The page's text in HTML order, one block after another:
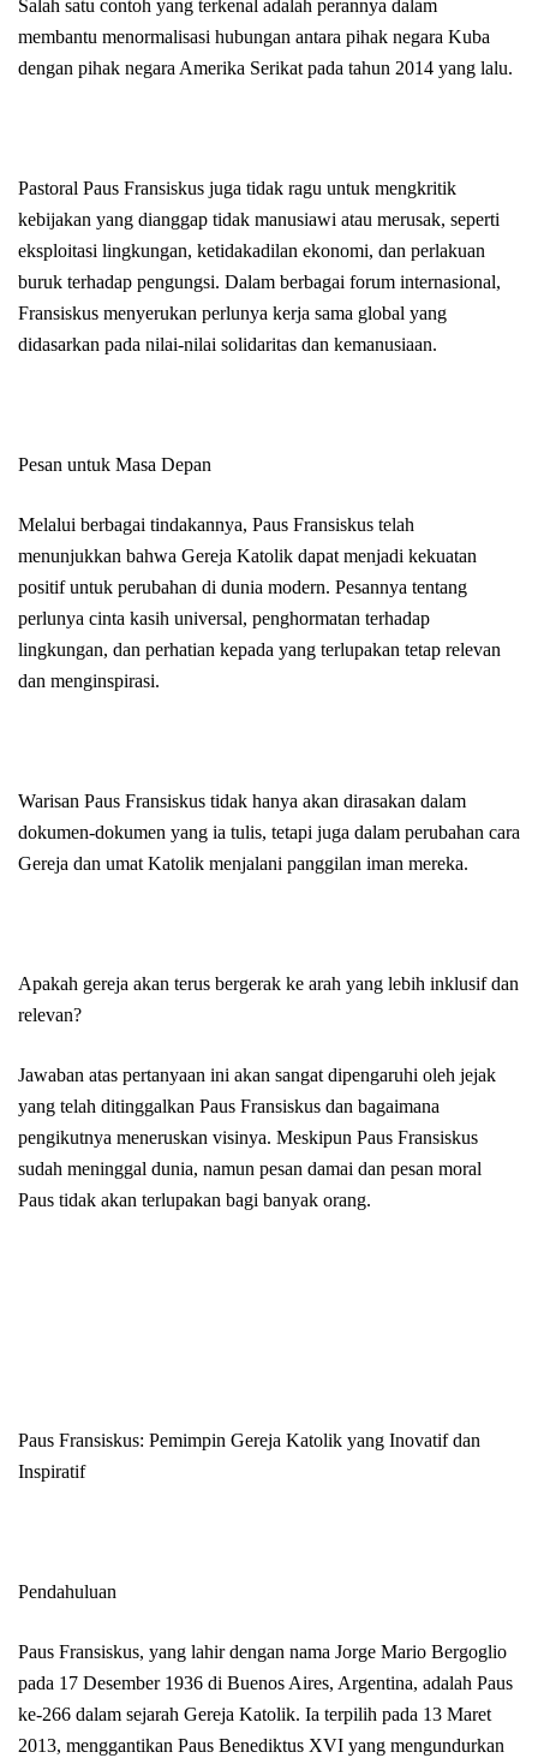
Salah satu contoh yang terkenal adalah perannya dalam
membantu menormalisasi hubungan antara pihak negara Kuba
dengan pihak negara Amerika Serikat pada tahun 2014 yang lalu.
Pastoral Paus Fransiskus juga tidak ragu untuk mengkritik
kebijakan yang dianggap tidak manusiawi atau merusak, seperti
eksploitasi lingkungan, ketidakadilan ekonomi, dan perlakuan
buruk terhadap pengungsi. Dalam berbagai forum internasional,
Fransiskus menyerukan perlunya kerja sama global yang
didasarkan pada nilai-nilai solidaritas dan kemanusiaan.
Pesan untuk Masa Depan
Melalui berbagai tindakannya, Paus Fransiskus telah
menunjukkan bahwa Gereja Katolik dapat menjadi kekuatan
positif untuk perubahan di dunia modern. Pesannya tentang
perlunya cinta kasih universal, penghormatan terhadap
lingkungan, dan perhatian kepada yang terlupakan tetap relevan
dan menginspirasi.
Warisan Paus Fransiskus tidak hanya akan dirasakan dalam
dokumen-dokumen yang ia tulis, tetapi juga dalam perubahan cara
Gereja dan umat Katolik menjalani panggilan iman mereka.
Apakah gereja akan terus bergerak ke arah yang lebih inklusif dan
relevan?
Jawaban atas pertanyaan ini akan sangat dipengaruhi oleh jejak
yang telah ditinggalkan Paus Fransiskus dan bagaimana
pengikutnya meneruskan visinya. Meskipun Paus Fransiskus
sudah meninggal dunia, namun pesan damai dan pesan moral
Paus tidak akan terlupakan bagi banyak orang.
Paus Fransiskus: Pemimpin Gereja Katolik yang Inovatif dan
Inspiratif
Pendahuluan
Paus Fransiskus, yang lahir dengan nama Jorge Mario Bergoglio
pada 17 Desember 1936 di Buenos Aires, Argentina, adalah Paus
ke-266 dalam sejarah Gereja Katolik. Ia terpilih pada 13 Maret
2013, menggantikan Paus Benediktus XVI yang mengundurkan